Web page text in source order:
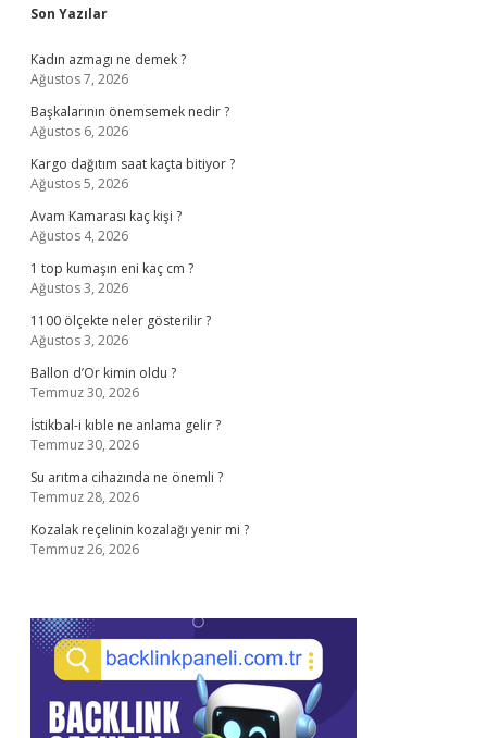
Sidebar
Son Yazılar
Kadın azmagı ne demek ?
Ağustos 7, 2026
Başkalarının önemsemek nedir ?
Ağustos 6, 2026
Kargo dağıtım saat kaçta bitiyor ?
Ağustos 5, 2026
Avam Kamarası kaç kişi ?
Ağustos 4, 2026
1 top kumaşın eni kaç cm ?
Ağustos 3, 2026
1100 ölçekte neler gösterilir ?
Ağustos 3, 2026
Ballon d’Or kimin oldu ?
Temmuz 30, 2026
İstikbal-i kıble ne anlama gelir ?
Temmuz 30, 2026
Su arıtma cihazında ne önemli ?
Temmuz 28, 2026
Kozalak reçelinin kozalağı yenir mi ?
Temmuz 26, 2026